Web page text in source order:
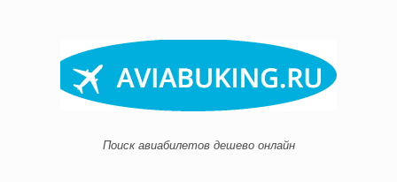
Поиск авиабилетов дешево онлайн